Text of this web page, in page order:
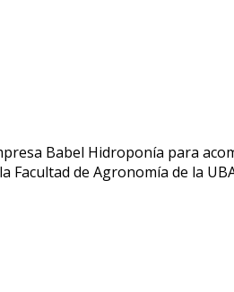
Babel Hidroponía para
de Agronomía de la